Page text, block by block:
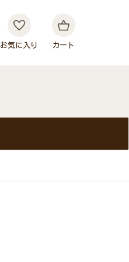
お気に入り カート